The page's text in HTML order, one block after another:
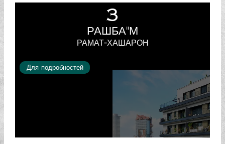
3
РАШБА"М
РАМАТ-ХАШАРОН
Для подробностей
свои контактные данные, я
рекламные материалы, если
не попрошу иного во время
компании. Предоставляя эту
конфиденциальности.
Отправить